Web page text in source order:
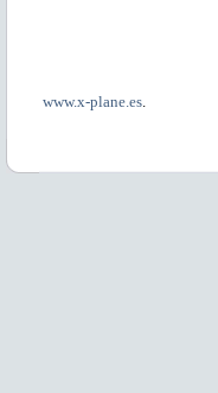
www.x-plane.es